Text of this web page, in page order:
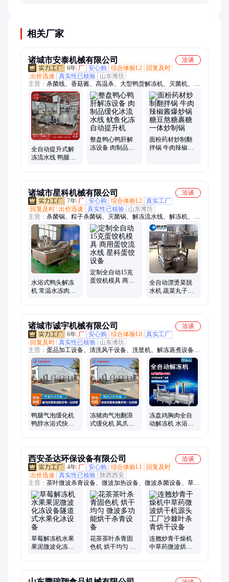
相关厂家
诸城市安泰机械有限公司
洽谈
6年 厂 安心购 综合体验L2
回复及时
出价迅速
真实性已核验
山东潍坊
主营： 杀菌线、香菇酱、高温杀、大型鸭货解冻机、灭菌机、搅
拌锅、夹层锅、夹核桃、杀菌机、风干机、辣椒酱、高压锅、橡
子粉、清洗机、搅拌炒、搅拌机、杀菌锅、食品杀、煮花生、杀
菌釜、酱料包、炒料机、牛肉酱
全自动提升式解
冻流水线 鸭腿自
整盘鸭心鸭肝解
冻设备 肉制品缓
面粉药材炒制翻
拌锅 牛肉辣椒酱
诸城市星科机械有限公司
洽谈
7年 厂 安心购 综合体验L2 真实工厂
回复及时 出价迅速 真实性已核验
山东潍坊
主营： 杀菌锅、粽子杀菌锅、灭菌锅、解冻流水线、解冻机、杀
菌釜、粽子加工流水线、鸡爪重量分选线、玉米加工设备、海参
加工设备、清洗流水线、清洗机、高压蒸煮锅、蒸煮机和漂烫生
产流水线、粽叶清洗机、行星炒锅、夹层锅、预制菜加工设备、
洗筐机、煎蛋机和蛋饺机、肉类加工设备
水浴式鸭头解冻
机 常温水冻肉解
定制全自动15克
蛋饺机模具 商用
全自动漂烫菜脱
水机 蔬菜丸子脱
诸城市诚宇机械有限公司
洽谈
6年 厂 安心购 综合体验L0 真实工厂
回复及时 真实性已核验
山东潍坊
主营： 蛋品加工设备、清洗风干设备、洗筐机、解冻蒸煮设备、
包裹冷链消杀机、巴氏杀菌设备、烘干烘烤设备
鸭腿气泡缓化机
鸭脖水浴式快速
冻猪肉气泡翻浪
式缓化机 凤爪自
冻盘鸡胸肉全自
动解冻机 水浴式
西安圣达环保设备有限公司
洽谈
4年 厂 安心购 综合体验L1
回复及时
出价迅速
真实性已核验
陕西西安
主营： 茶叶微波杀青设备、微波加热设备、微波杀菌设备、草莓
解冻机、豆制品微波烘干设备、猫砂微波烘干设备、盒饭微波加
热设备、宠物食品微波杀菌设备、营养粉微波烘干杀菌机、酱菜
微波杀菌设备、调味品微波烘干杀菌机、肉制品微波脱脂设备、
海产品微波烘干杀菌机、花卉微波烘干杀青设备、休闲食品微波
烘干设备、干果微波烘干杀菌设备、中药材微波烘干设备、中药
饮片微波杀菌设备、化工原料微波烘干设备、木制品微波烘干杀
菌机、纸制品微波烘干设备、陶瓷微波烘干定型设备、电池材料
草莓解冻机水果
果泥微波化冻设
花茶茶叶杀青固
色机 烘干均匀 微
连翘炒青干燥机
中草药微波烘干